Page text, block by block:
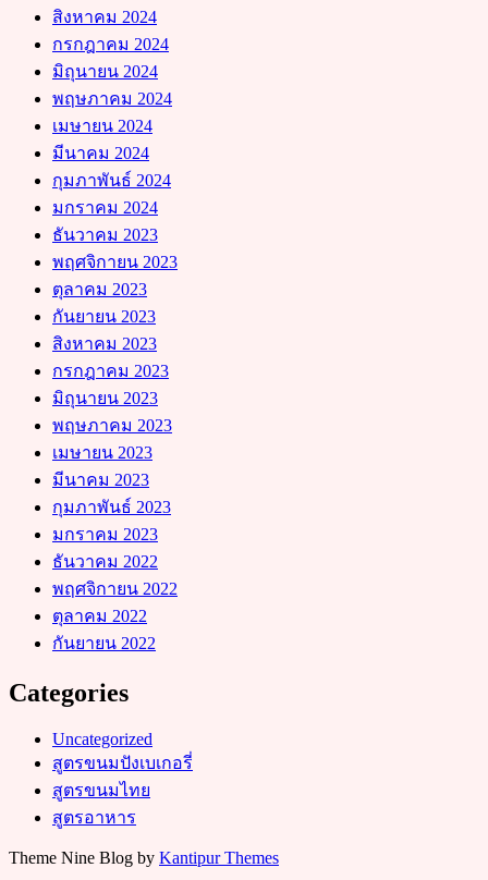
สิงหาคม 2024
กรกฎาคม 2024
มิถุนายน 2024
พฤษภาคม 2024
เมษายน 2024
มีนาคม 2024
กุมภาพันธ์ 2024
มกราคม 2024
ธันวาคม 2023
พฤศจิกายน 2023
ตุลาคม 2023
กันยายน 2023
สิงหาคม 2023
กรกฎาคม 2023
มิถุนายน 2023
พฤษภาคม 2023
เมษายน 2023
มีนาคม 2023
กุมภาพันธ์ 2023
มกราคม 2023
ธันวาคม 2022
พฤศจิกายน 2022
ตุลาคม 2022
กันยายน 2022
Categories
Uncategorized
สูตรขนมปังเบเกอรี่
สูตรขนมไทย
สูตรอาหาร
Theme Nine Blog by Kantipur Themes